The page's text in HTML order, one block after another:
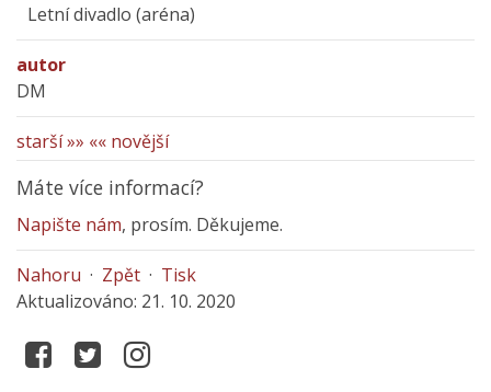
Letní divadlo (aréna)
autor
DM
starší »» «« novější
Máte více informací?
Napište nám, prosím. Děkujeme.
Nahoru · Zpět · Tisk
Aktualizováno: 21. 10. 2020